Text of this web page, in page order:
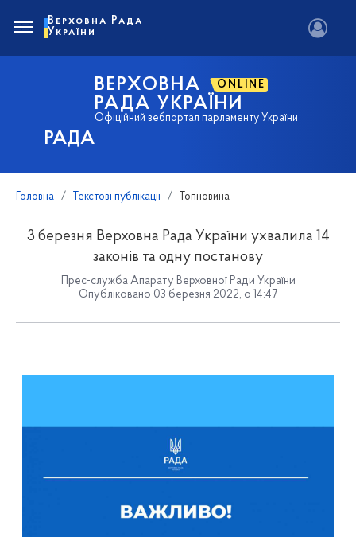
РАДА
ВЕРХОВНА ONLINE
РАДА УКРАЇНИ
Офіційний вебпортал парламенту України
Верховна Рада
України
Головна Текстові публікації Топновина
3 березня Верховна Рада України ухвалила 14
законів та одну постанову
Прес-служба Апарату Верховної Ради України
Опубліковано 03 березня 2022, о 14:47